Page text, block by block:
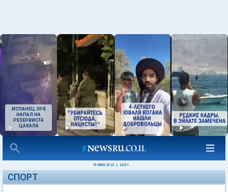
ИСПАНЕЦ ЗРЯ
НАПАЛ НА
РЕЗЕРВИСТА
ЦАХАЛА
10 МАЯ 2023 22:01
СПОРТ